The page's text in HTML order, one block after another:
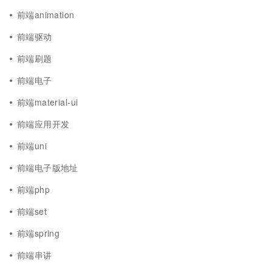
前端animation
前端驱动
前端刷题
前端电子
前端material-ui
前端应用开发
前端uni
前端电子版地址
前端php
前端set
前端spring
前端串讲